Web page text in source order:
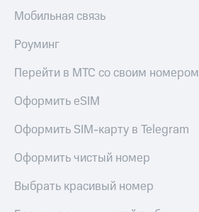
Мобильная связь
Роуминг
Перейти в МТС со своим номером
Оформить eSIM
Оформить SIM-карту в Telegram
Оформить чистый номер
Выбрать красивый номер